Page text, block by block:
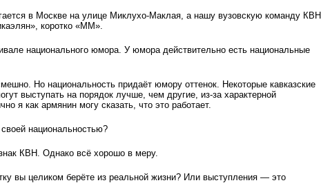
в Москве на улице Миклухо-Маклая, а нашу вузовскую команду КВН
коротко «ММ».
национального юмора. У юмора действительно есть национальные
Но национальность придаёт юмору оттенок. Некоторые кавказские
выступать на порядок лучше, чем другие, из-за характерной
я как армянин могу сказать, что это работает.
национальностью?
КВН. Однако всё хорошо в меру.
вы целиком берёте из реальной жизни? Или выступления — это